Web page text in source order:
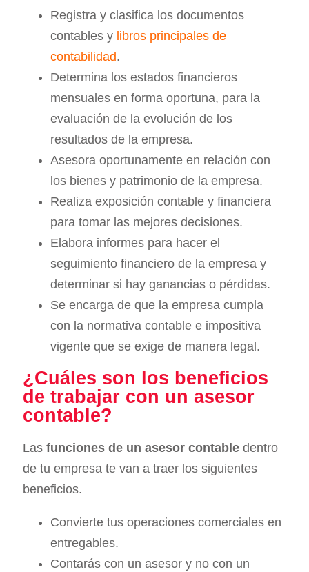
Registra y clasifica los documentos
contables y libros principales de
contabilidad.
Determina los estados financieros
mensuales en forma oportuna, para la
evaluación de la evolución de los
resultados de la empresa.
Asesora oportunamente en relación con
los bienes y patrimonio de la empresa.
Realiza exposición contable y financiera
para tomar las mejores decisiones.
Elabora informes para hacer el
seguimiento financiero de la empresa y
determinar si hay ganancias o pérdidas.
Se encarga de que la empresa cumpla
con la normativa contable e impositiva
vigente que se exige de manera legal.
¿Cuáles son los beneficios
de trabajar con un asesor
contable?
Las funciones de un asesor contable dentro
de tu empresa te van a traer los siguientes
beneficios.
Convierte tus operaciones comerciales en
entregables.
Contarás con un asesor y no con un